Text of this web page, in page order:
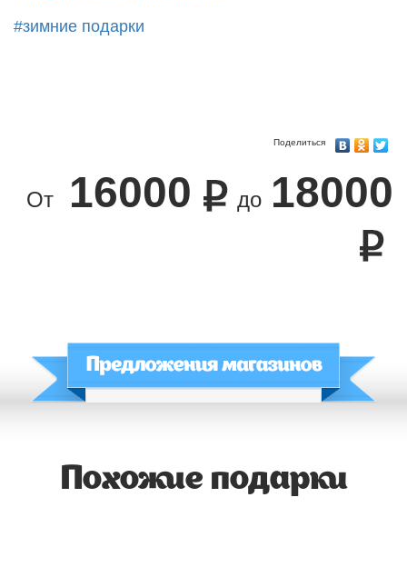
#зимние подарки
Поделиться
От 16000 до 18000
Похожие подарки